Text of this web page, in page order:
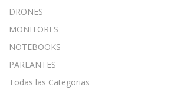
DRONES
MONITORES
NOTEBOOKS
PARLANTES
Todas las Categorias